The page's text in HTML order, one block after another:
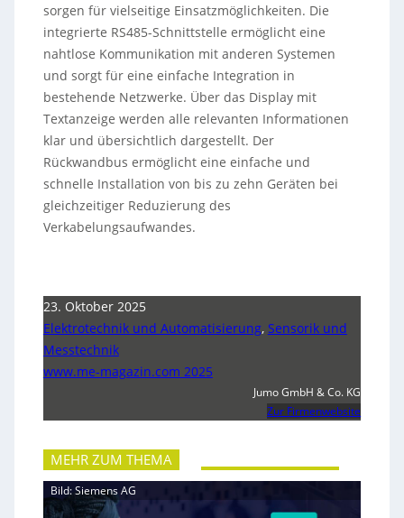
sorgen für vielseitige Einsatzmöglichkeiten. Die
integrierte RS485-Schnittstelle ermöglicht eine
nahtlose Kommunikation mit anderen Systemen
und sorgt für eine einfache Integration in
bestehende Netzwerke. Über das Display mit
Textanzeige werden alle relevanten Informationen
klar und übersichtlich dargestellt. Der
Rückwandbus ermöglicht eine einfache und
schnelle Installation von bis zu zehn Geräten bei
gleichzeitiger Reduzierung des
Verkabelungsaufwandes.
23. Oktober 2025
Elektrotechnik und Automatisierung, Sensorik und
Messtechnik
www.me-magazin.com 2025
Jumo GmbH & Co. KG
Zur Firmenwebsite
MEHR ZUM THEMA
Bild: Siemens AG